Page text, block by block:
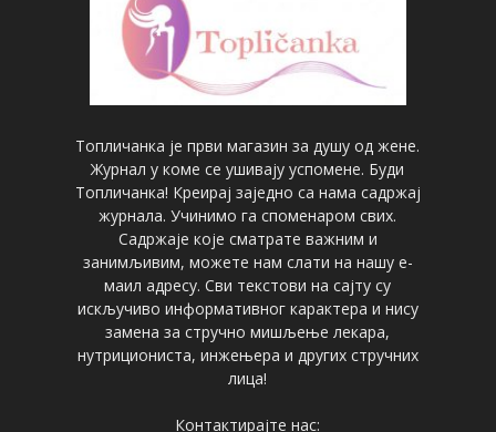
Топличанка је први магазин за душу од жене.
Журнал у коме се ушивају успомене. Буди
Топличанка! Креирај заједно са нама садржај
журнала. Учинимо га споменаром свих.
Садржаје које сматрате важним и
занимљивим, можете нам слати на нашу е-
маил адресу. Сви текстови на сајту су
искључиво информативног карактера и нису
замена за стручно мишљење лекара,
нутрициониста, инжењера и других стручних
лица!
Контактирајте нас: